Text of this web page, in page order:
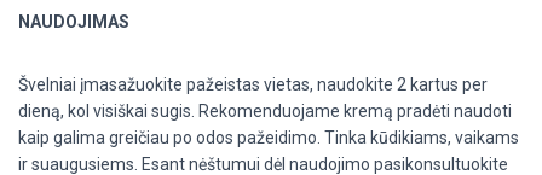
NAUDOJIMAS
Švelniai įmasažuokite pažeistas vietas, naudokite 2 kartus per
dieną, kol visiškai sugis. Rekomenduojame kremą pradėti naudoti
kaip galima greičiau po odos pažeidimo. Tinka kūdikiams, vaikams
ir suaugusiems. Esant nėštumui dėl naudojimo pasikonsultuokite